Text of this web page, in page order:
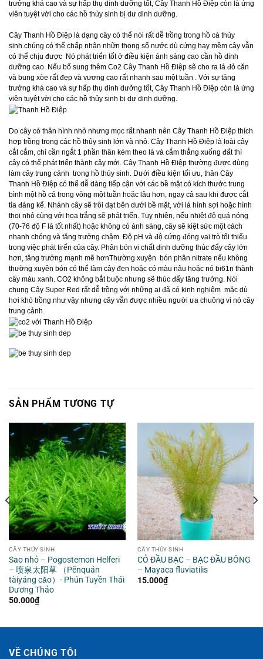
Cây Thanh Hồ Điệp là dạng cây có thể nói rất dễ trồng trong hồ cá thủy
sinh.chúng có thể chấp nhận nhữn thong số nước dù cứng hay mềm cây vẫn
có thể chịu được Nó phát triển tốt ở điều kiện ánh sáng cao cần hồ dinh
dưỡng cao. Nếu bổ sung thêm Co2 Cây Thanh Hồ Điệp sẽ cho ra lá đỏ căn
và bung xòe rất đẹp và vương cao rất nhanh sau một tuần . Với sự tăng
trưởng khá cao và sự hấp thụ dinh dưỡng tốt, Cây Thanh Hồ Điệp còn là ứng
viên tuyệt vời cho các hồ thủy sinh bị dư dinh dưỡng.
Do cây có thân hình nhỏ nhưng mọc rất nhanh nên Cây Thanh Hồ Điệp thích
hợp trồng trong các hồ thủy sinh lớn và nhỏ. Cây Thanh Hồ Điệp là loài cây
cắt cắm, chỉ cần ngắt 1 phần thân kèm theo lá và cắm thẳng xuống đất thì
cây có thể phát triển thành cây mới. Cây Thanh Hồ Điệp thường được dùng
làm cây trung cảnh trong hồ thủy sinh. Dưới điều kiện tối ưu, thân Cây
Thanh Hồ Điệp có thể dễ dàng tiếp cận với các bề mặt có kích thước trung
bình một hồ cá trong vòng một tuần hoặc lâu hơn, ngay cả sau khi được cắt
tỉa đáng kể. Nhánh cây sẽ trôi dạt bên dưới bề mặt, với lá hình sợi hoặc hình
thoi nhỏ cùng với hoa trắng sẽ phát triển. Tuy nhiên, nếu nhiệt độ quá nóng
(70-76 độ F là tốt nhất) hoặc không có ánh sáng, cây sẽ kiệt sức một cách
nhanh chóng và tăng trưởng chậm. Độ pH và độ cứng đóng vai trò tối thiểu
trong việc phát tirển của cây. Phân bón vi chất dinh dưỡng thúc đẩy cây lớn
hơn, tăng trưởng mạnh mẽ hơnThường xuyện bón phân nitrate nếu không
thường xuyên bón có thể làm cây đen hoặc có màu nâu hoặc nó bi61n thành
cây màu xanh. CO2 không bắt buộc nhưng sẽ thúc đẩy tăng trưởng. Nói
chung Cây Super Red rất dễ trồng với những ai đã có kinh nghiệm mặc dù
hơi khó trồng như vậy nhưng cây vẫn được nhiều người ưa chuông vì nó cây
trung cảnh.
SẢN PHẨM TƯƠNG TỰ
CÂY THỦY SINH
Sao nhỏ – Pogostemon Helferi
– 喷泉太阳草 （Pēnquán
tàiyáng cǎo）- Phún Tuyền Thái
Dương Thảo
50.000₫
CÂY THỦY SINH
CỎ ĐẦU BẠC – BẠC ĐẦU BÔNG
– Mayaca fluviatilis
15.000₫
VỀ CHÚNG TÔI